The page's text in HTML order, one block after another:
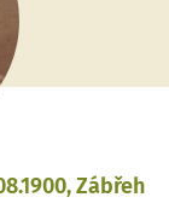
Zábřeh